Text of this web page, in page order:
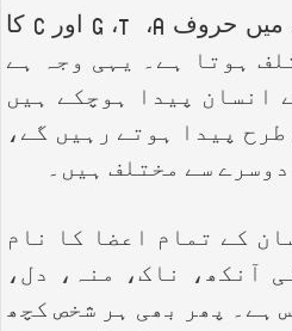
میں حروف A، T، G اور C کا
ہوتا ہے۔ یہی وجہ ہے
انسان پیدا ہوچکے ہیں
پیدا ہوتے رہیں گے،
سے مختلف ہیں۔
کے تمام اعضا کا نام
آنکھ، ناک، منہ، دل،
ہے۔ پھر بھی ہر شخص کچھ